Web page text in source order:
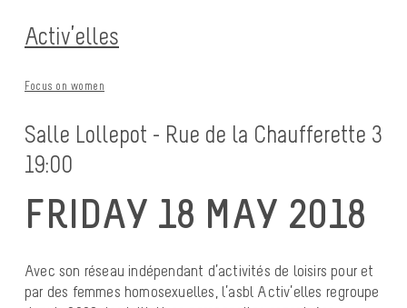
Activ’elles
Focus on women
Salle Lollepot - Rue de la Chaufferette 3
19:00
FRIDAY 18 MAY 2018
Avec son réseau indépendant d’activités de loisirs pour et
par des femmes homosexuelles, l’asbl Activ’elles regroupe